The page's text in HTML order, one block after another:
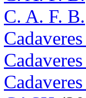
C. A. F. B.